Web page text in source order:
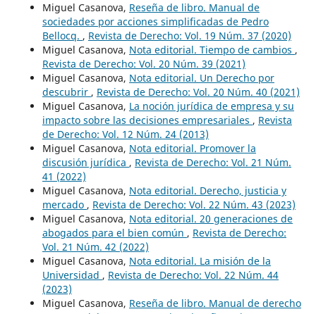
Miguel Casanova, Reseña de libro. Manual de
sociedades por acciones simplificadas de Pedro
Bellocq. , Revista de Derecho: Vol. 19 Núm. 37 (2020)
Miguel Casanova, Nota editorial. Tiempo de cambios ,
Revista de Derecho: Vol. 20 Núm. 39 (2021)
Miguel Casanova, Nota editorial. Un Derecho por
descubrir , Revista de Derecho: Vol. 20 Núm. 40 (2021)
Miguel Casanova, La noción jurídica de empresa y su
impacto sobre las decisiones empresariales , Revista
de Derecho: Vol. 12 Núm. 24 (2013)
Miguel Casanova, Nota editorial. Promover la
discusión jurídica , Revista de Derecho: Vol. 21 Núm.
41 (2022)
Miguel Casanova, Nota editorial. Derecho, justicia y
mercado , Revista de Derecho: Vol. 22 Núm. 43 (2023)
Miguel Casanova, Nota editorial. 20 generaciones de
abogados para el bien común , Revista de Derecho:
Vol. 21 Núm. 42 (2022)
Miguel Casanova, Nota editorial. La misión de la
Universidad , Revista de Derecho: Vol. 22 Núm. 44
(2023)
Miguel Casanova, Reseña de libro. Manual de derecho